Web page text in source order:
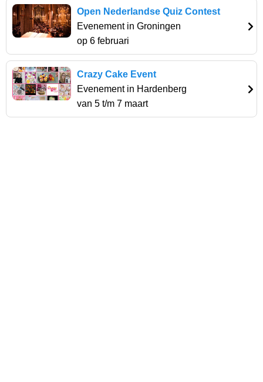
Open Nederlandse Quiz Contest
Evenement in Groningen
op 6 februari
Crazy Cake Event
Evenement in Hardenberg
van 5 t/m 7 maart